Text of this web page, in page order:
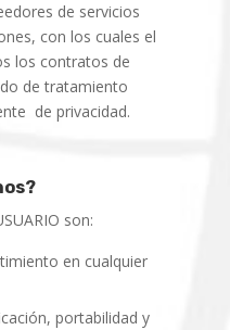
de servicios
con los cuales el
los contratos de
de tratamiento
de privacidad.
son:
en cualquier
portabilidad y